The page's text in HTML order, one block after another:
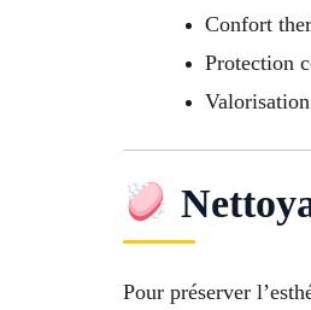
Confort
Protection
Pour préserver